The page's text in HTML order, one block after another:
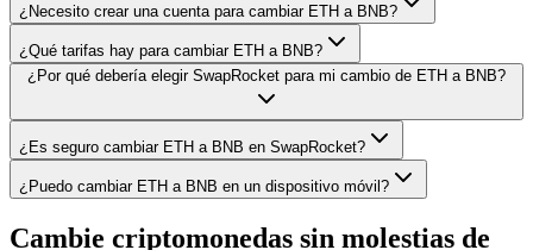
¿Necesito crear una cuenta para cambiar ETH a BNB?
¿Qué tarifas hay para cambiar ETH a BNB?
¿Por qué debería elegir SwapRocket para mi cambio de ETH a BNB?
¿Es seguro cambiar ETH a BNB en SwapRocket?
¿Puedo cambiar ETH a BNB en un dispositivo móvil?
Cambie criptomonedas sin molestias de